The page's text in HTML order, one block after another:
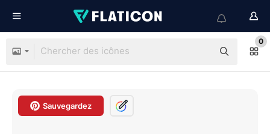
0
Sauvegardez